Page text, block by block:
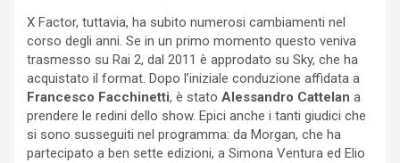
X Factor, tuttavia, ha subito numerosi cambiamenti nel
corso degli anni. Se in un primo momento questo veniva
trasmesso su Rai 2, dal 2011 è approdato su Sky, che ha
acquistato il format. Dopo l’iniziale conduzione affidata a
Francesco Facchinetti, è stato Alessandro Cattelan a
prendere le redini dello show. Epici anche i tanti giudici che
si sono susseguiti nel programma: da Morgan, che ha
partecipato a ben sette edizioni, a Simona Ventura ed Elio